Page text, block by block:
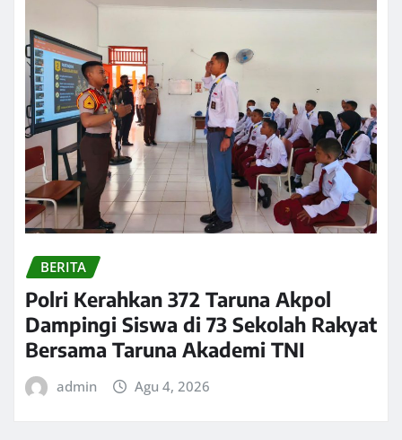
BERITA
Polri Kerahkan 372 Taruna Akpol
Dampingi Siswa di 73 Sekolah Rakyat
Bersama Taruna Akademi TNI
admin Agu 4, 2026